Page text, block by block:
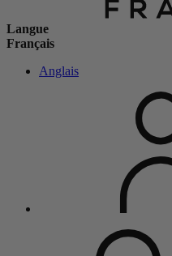
Langue
Français
Anglais